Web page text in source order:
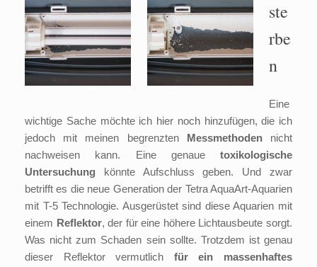
ste
rbe
n
Eine
wichtige Sache möchte ich hier noch hinzufügen, die ich
jedoch mit meinen begrenzten Messmethodennicht
nachweisen kann. Eine genaue toxikologische
Untersuchung könnte Aufschluss geben. Und zwar
betrifft es die neue Generation der Tetra AquaArt-Aquarien
mit T-5 Technologie. Ausgerüstet sind diese Aquarien mit
einem Reflektor, der für eine höhere Lichtausbeute sorgt.
Was nicht zum Schaden sein sollte. Trotzdem ist genau
dieser Reflektor vermutlich für ein
massenhaftes